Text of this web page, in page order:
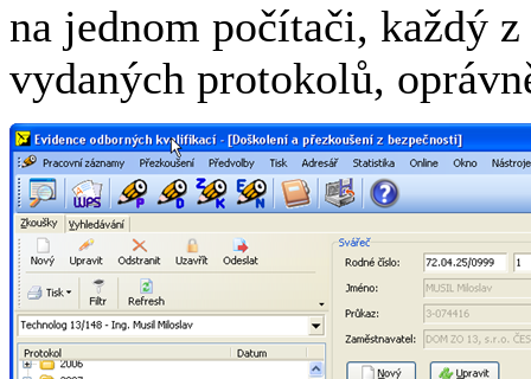
na jednom počítači, každý
vydaných protokolů,